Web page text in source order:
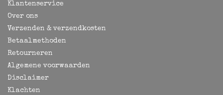
Klantenservice
Over ons
Verzenden & verzendkosten
Betaalmethoden
Retourneren
Algemene voorwaarden
Disclaimer
Klachten